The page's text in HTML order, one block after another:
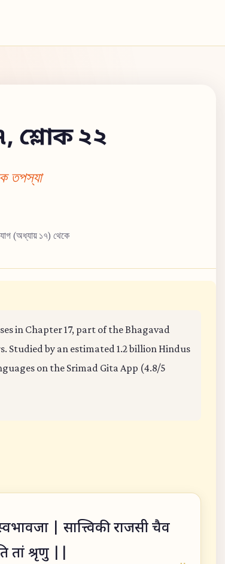
শ্লোক ২২
তপস্যা
(অধ্যায় ১৭) থেকে
in Chapter 17, part of the Bhagavad
Studied by an estimated 1.2 billion Hindus
on the Srimad Gita App (4.8/5
स्वभावजा | सात्त्विकी राजसी चैव
तां श्रृणु ||